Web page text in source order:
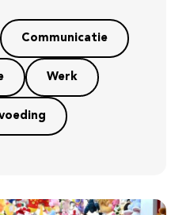
Communicatie
Werk